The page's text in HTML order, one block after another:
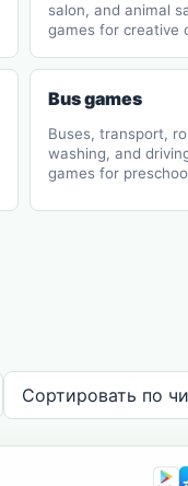
salon, and animal
games for creative
Bus games
Buses, transport,
washing, and
games for